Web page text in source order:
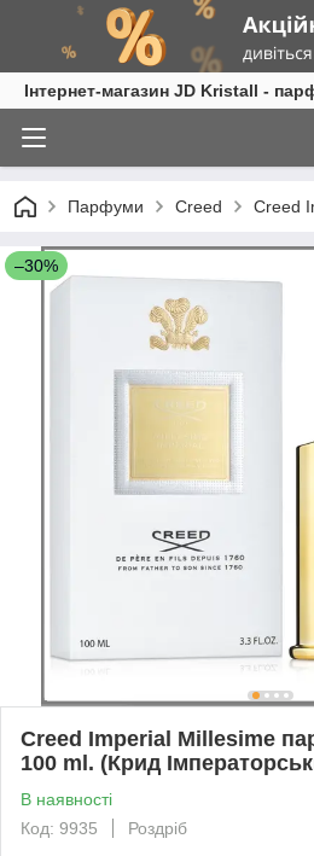
Інтернет-магазин JD Kristall -
Парфуми Creed Creed
–30%
Creed Imperial Millesime
100 ml. (Крид
В наявності
Код: 9935
Роздріб